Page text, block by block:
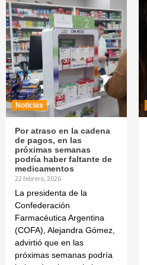
Noticias
Por atraso en la cadena
de pagos, en las
próximas semanas
podría haber faltante de
medicamentos
22 febrero, 2026
La presidenta de la
Confederación
Farmacéutica Argentina
(COFA), Alejandra Gómez,
advirtió que en las
próximas semanas podría